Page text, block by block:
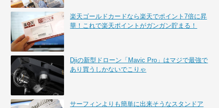
楽天ゴールドカードなら楽天でポイント7倍に昇
華！これで楽天ポイントがガンガン貯まる！
Djiの新型ドローン「Mavic Pro」はマジで最強で
あり買うしかないでこりゃ
サーフィンよりも簡単に出来そうなスタンドア